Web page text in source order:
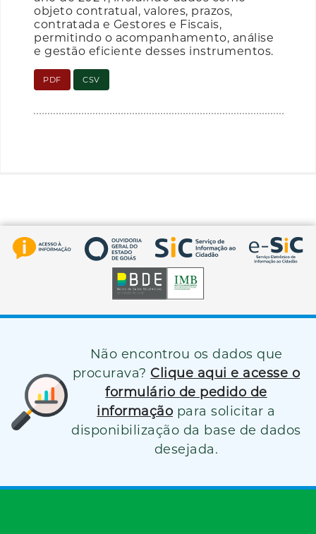
objeto contratual, valores, prazos,
contratada e Gestores e Fiscais,
permitindo o acompanhamento, análise
e gestão eficiente desses instrumentos.
PDF CSV
Não encontrou os dados que
procurava? Clique aqui e acesse o
formulário de pedido de
informação para solicitar a
disponibilização da base de dados
desejada.